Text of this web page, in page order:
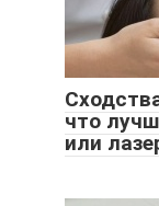
что
или